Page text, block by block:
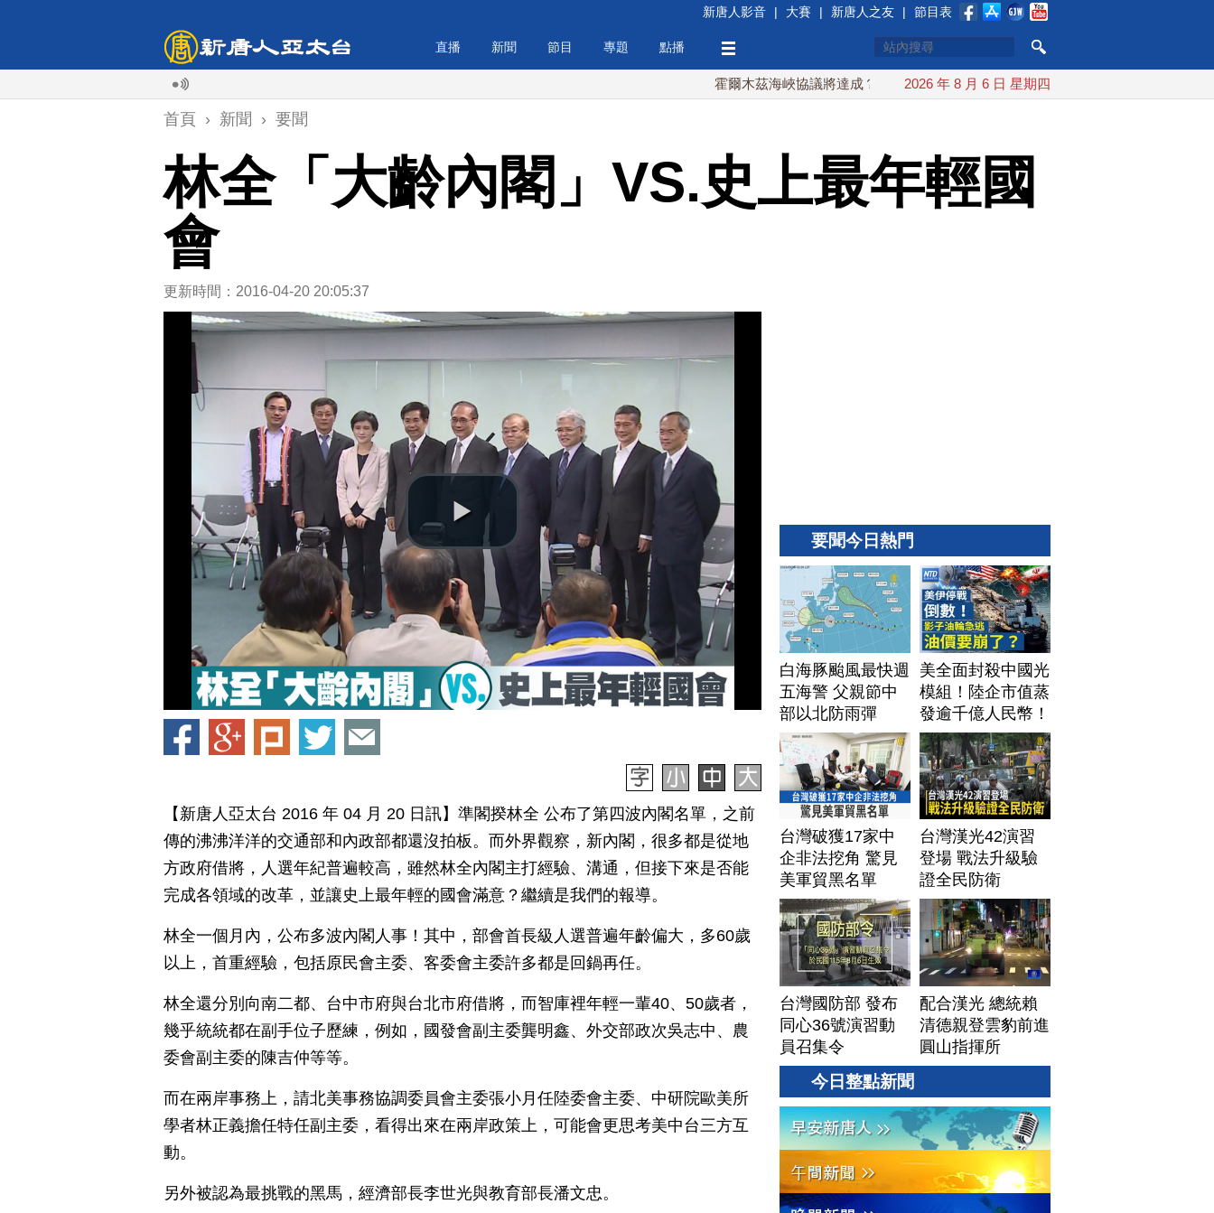
新唐人影音 | 大賽 | 新唐人之友 | 節目表
直播 新聞 節目 專題 點播
霍爾木茲海峽協議將達成？伊朗傳不收通行費 配合漢光 總統賴清德親登雲豹前進圓山
2026 年 8 月 6 日 星期四
首頁 › 新聞 › 要聞
林全「大齡內閣」VS.史上最年輕國
會
更新時間：2016-04-20 20:05:37
【新唐人亞太台 2016 年 04 月 20 日訊】準閣揆林全 公布了第四波內閣名單，之前
傳的沸沸洋洋的交通部和內政部都還沒拍板。而外界觀察，新內閣，很多都是從地
方政府借將，人選年紀普遍較高，雖然林全內閣主打經驗、溝通，但接下來是否能
完成各領域的改革，並讓史上最年輕的國會滿意？繼續是我們的報導。
林全一個月內，公布多波內閣人事！其中，部會首長級人選普遍年齡偏大，多60歲
以上，首重經驗，包括原民會主委、客委會主委許多都是回鍋再任。
林全還分別向南二都、台中市府與台北市府借將，而智庫裡年輕一輩40、50歲者，
幾乎統統都在副手位子歷練，例如，國發會副主委龔明鑫、外交部政次吳志中、農
委會副主委的陳吉仲等等。
而在兩岸事務上，請北美事務協調委員會主委張小月任陸委會主委、中研院歐美所
學者林正義擔任特任副主委，看得出來在兩岸政策上，可能會更思考美中台三方互
動。
另外被認為最挑戰的黑馬，經濟部長李世光與教育部長潘文忠。
要聞今日熱門
白海豚颱風最快週
五海警 父親節中
部以北防雨彈
美全面封殺中國光
模組！陸企市值蒸
發逾千億人民幣！
AI資料中心供應鏈
洗牌？台灣喜迎轉
單！成關鍵樞紐？
｜#財經新聞
│20260805 (三)
台灣破獲17家中
企非法挖角 驚見
美軍貿黑名單
台灣漢光42演習
登場 戰法升級驗
證全民防衛
台灣國防部 發布
同心36號演習動
員召集令
配合漢光 總統賴
清德親登雲豹前進
圓山指揮所
今日整點新聞